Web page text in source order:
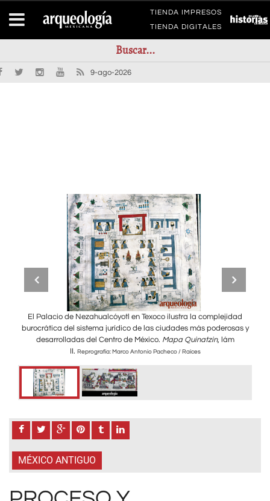
TIENDA IMPRESOS
TIENDA DIGITALES
9-ago-2026
El Palacio de Nezahualcóyotl en Texoco ilustra la complejidad
burocrática del sistema jurídico de las ciudades más poderosas y
desarrolladas del Centro de México. Mapa Quinatzin, lám
II. Reprografía: Marco Antonio Pacheco / Raíces
MÉXICO ANTIGUO